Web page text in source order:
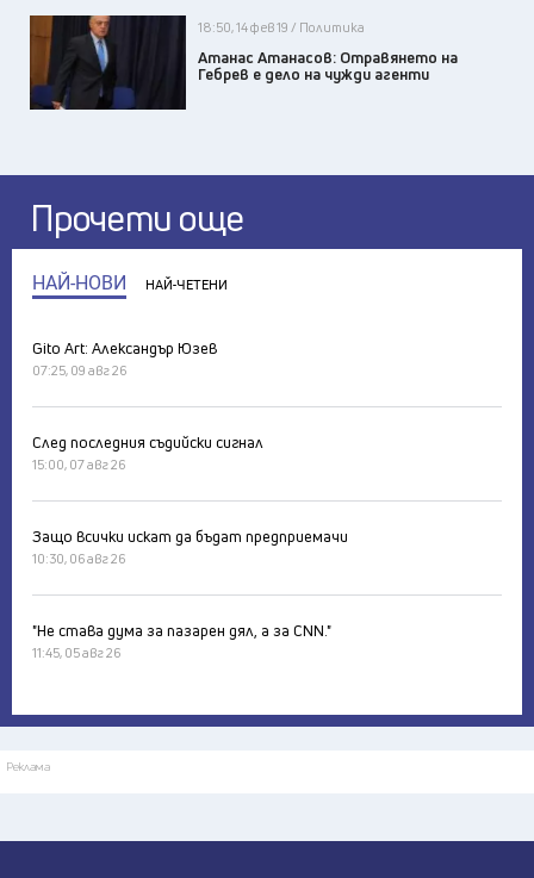
18:50, 14 фев 19 / Политика
Атанас Атанасов: Отравянето на
Гебрев е дело на чужди агенти
Прочети още
НАЙ-НОВИ НАЙ-ЧЕТЕНИ
Gito Art: Александър Юзев
07:25, 09 авг 26
След последния съдийски сигнал
15:00, 07 авг 26
Защо всички искат да бъдат предприемачи
10:30, 06 авг 26
"Не става дума за пазарен дял, а за CNN."
11:45, 05 авг 26
Реклама